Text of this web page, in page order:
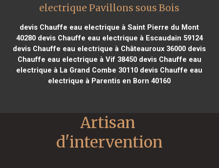
electrique Pavillons sous Bois
devis Chauffe eau electrique à Saint Pierre du Mont
40280devis Chauffe eau electrique à Escaudain 59124
devis Chauffe eau electrique à Châteauroux 36000 devis
Chauffe eau electrique à Vif 38450devis Chauffe eau
electrique à La Grand Combe 30110 devis Chauffe eau
electrique à Parentis en Born 40160
Artisan
d'intervention